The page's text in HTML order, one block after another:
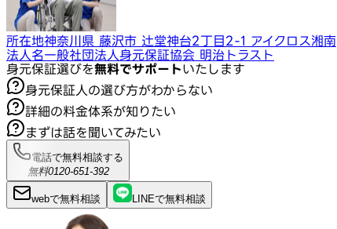
所在地神奈川県 藤沢市 辻堂神台2丁目2-1 アイクロス湘南
法人名一般社団法人身元保証協会 明治トラスト
身元保証選びを無料でサポートいたします
身元保証人の選び方がわからない
詳細の料金体系が知りたい
まずは話を聞いてみたい
電話で無料相談する
無料0120-651-392
webで無料相談 LINEで無料相談